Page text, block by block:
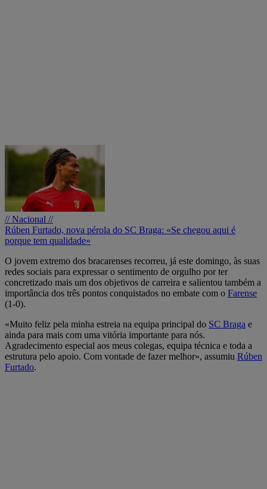
// Nacional //
Rúben Furtado, nova pérola do SC Braga: «Se chegou aqui é
porque tem qualidade»
O jovem extremo dos bracarenses recorreu, já este domingo, às suas
redes sociais para expressar o sentimento de orgulho por ter
concretizado mais um dos objetivos de carreira e salientou também a
importância dos três pontos conquistados no embate com o Farense
(1-0).
«Muito feliz pela minha estreia na equipa principal do SC Braga e
ainda para mais com uma vitória importante para nós.
Agradecimento especial aos meus colegas, equipa técnica e toda a
estrutura pelo apoio. Com vontade de fazer melhor», assumiu Rúben
Furtado.